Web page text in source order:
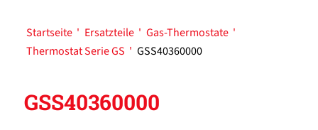
Startseite ' Ersatzteile ' Gas-Thermostate '
Thermostat Serie GS ' GSS40360000
GSS40360000